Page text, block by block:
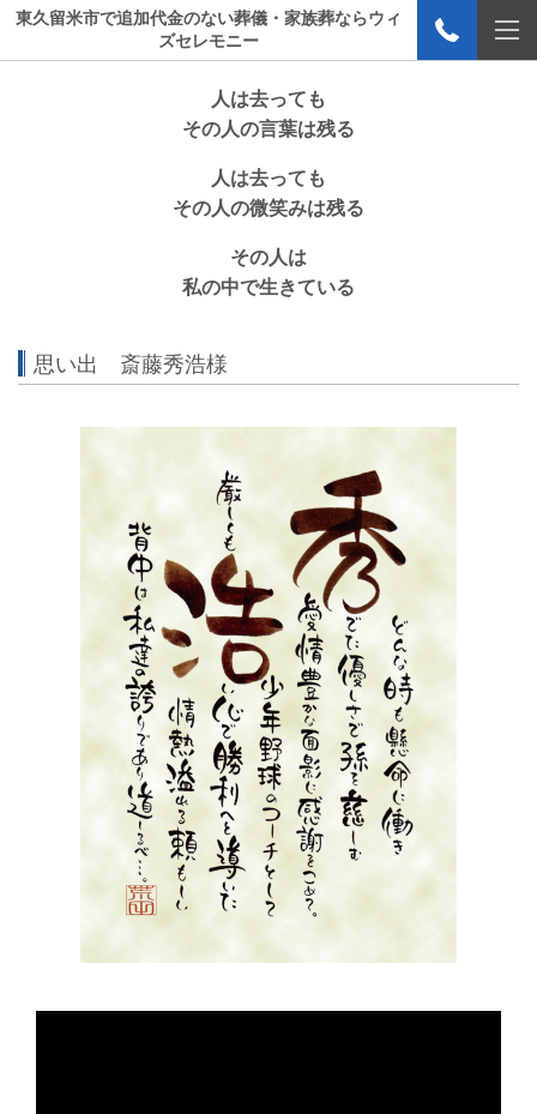
東久留米市で追加代金のない葬儀・家族葬ならウィ
ズセレモニー
人は去っても
その人の言葉は残る
人は去っても
その人の微笑みは残る
その人は
私の中で生きている
思い出 斎藤秀浩様